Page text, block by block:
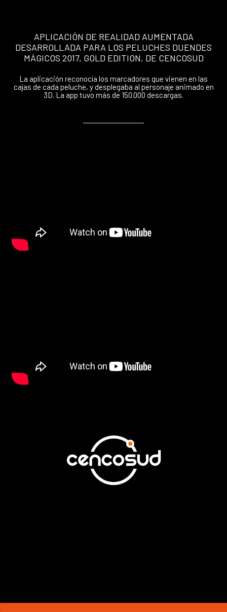
APLICACIÓN DE REALIDAD AUMENTADA
DESARROLLADA PARA LOS PELUCHES DUENDES
MÁGICOS 2017, GOLD EDITION, DE CENCOSUD
La aplicación reconocía los marcadores que vienen en las
cajas de cada peluche, y desplegaba al personaje animado en
3D. La app tuvo más de 150.000 descargas.